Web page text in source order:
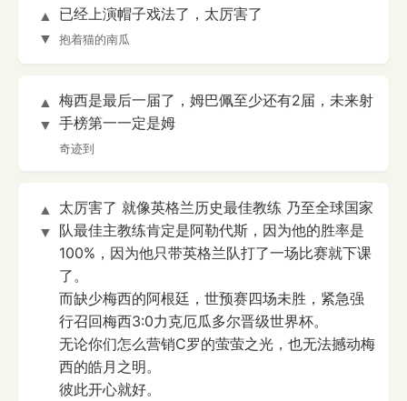
▲
▼
已经上演帽子戏法了，太厉害了
抱着猫的南瓜
▲
▼
梅西是最后一届了，姆巴佩至少还有2届，未来射
手榜第一一定是姆
奇迹到
▲
▼
太厉害了 就像英格兰历史最佳教练 乃至全球国家
队最佳主教练肯定是阿勒代斯，因为他的胜率是
100%，因为他只带英格兰队打了一场比赛就下课
了。
而缺少梅西的阿根廷，世预赛四场未胜，紧急强
行召回梅西3:0力克厄瓜多尔晋级世界杯。
无论你们怎么营销C罗的萤萤之光，也无法撼动梅
西的皓月之明。
彼此开心就好。